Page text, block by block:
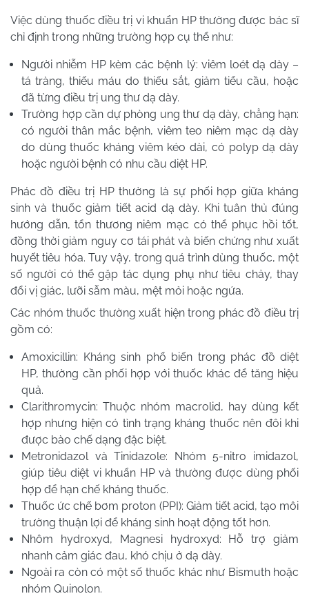
Việc dùng thuốc điều trị vi khuẩn HP thường được bác sĩ
chỉ định trong những trường hợp cụ thể như:
Người nhiễm HP kèm các bệnh lý: viêm loét dạ dày –
tá tràng, thiếu máu do thiếu sắt, giảm tiểu cầu, hoặc
đã từng điều trị ung thư dạ dày.
Trường hợp cần dự phòng ung thư dạ dày, chẳng hạn:
có người thân mắc bệnh, viêm teo niêm mạc dạ dày
do dùng thuốc kháng viêm kéo dài, có polyp dạ dày
hoặc người bệnh có nhu cầu diệt HP.
Phác đồ điều trị HP thường là sự phối hợp giữa kháng
sinh và thuốc giảm tiết acid dạ dày. Khi tuân thủ đúng
hướng dẫn, tổn thương niêm mạc có thể phục hồi tốt,
đồng thời giảm nguy cơ tái phát và biến chứng như xuất
huyết tiêu hóa. Tuy vậy, trong quá trình dùng thuốc, một
số người có thể gặp tác dụng phụ như tiêu chảy, thay
đổi vị giác, lưỡi sẫm màu, mệt mỏi hoặc ngứa.
Các nhóm thuốc thường xuất hiện trong phác đồ điều trị
gồm có:
Amoxicillin: Kháng sinh phổ biến trong phác đồ diệt
HP, thường cần phối hợp với thuốc khác để tăng hiệu
quả.
Clarithromycin: Thuộc nhóm macrolid, hay dùng kết
hợp nhưng hiện có tình trạng kháng thuốc nên đôi khi
được bào chế dạng đặc biệt.
Metronidazol và Tinidazole: Nhóm 5-nitro imidazol,
giúp tiêu diệt vi khuẩn HP và thường được dùng phối
hợp để hạn chế kháng thuốc.
Thuốc ức chế bơm proton (PPI): Giảm tiết acid, tạo môi
trường thuận lợi để kháng sinh hoạt động tốt hơn.
Nhôm hydroxyd, Magnesi hydroxyd: Hỗ trợ giảm
nhanh cảm giác đau, khó chịu ở dạ dày.
Ngoài ra còn có một số thuốc khác như Bismuth hoặc
nhóm Quinolon.